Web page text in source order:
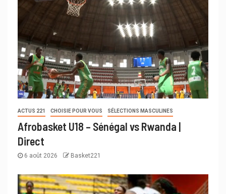
ACTUS 221 CHOISIE POUR VOUS SÉLECTIONS MASCULINES
Afrobasket U18 – Sénégal vs Rwanda |
Direct
6 août 2026 Basket221